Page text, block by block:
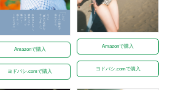
Amazonで購入
ヨドバシ.comで購入
Amazonで購入
ヨドバシ.comで購入